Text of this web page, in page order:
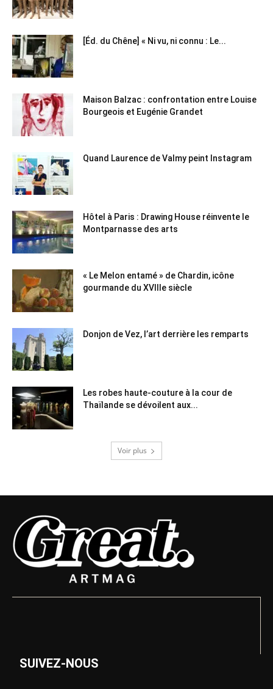
[Éd. du Chêne] « Ni vu, ni connu : Le...
Maison Balzac : confrontation entre Louise
Bourgeois et Eugénie Grandet
Quand Laurence de Valmy peint Instagram
Hôtel à Paris : Drawing House réinvente le
Montparnasse des arts
« Le Melon entamé » de Chardin, icône
gourmande du XVIIIe siècle
Donjon de Vez, l’art derrière les remparts
Les robes haute-couture à la cour de
Thaïlande se dévoilent aux...
Voir plus
SUIVEZ-NOUS